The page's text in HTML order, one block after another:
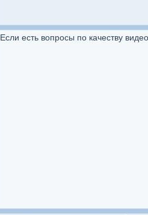
Если есть вопросы по качеству